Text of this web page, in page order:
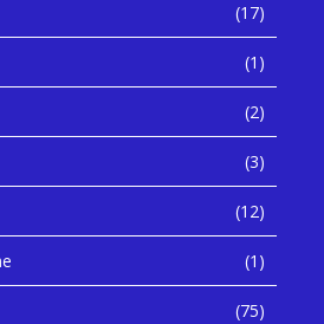
(17)
(1)
(2)
(3)
(12)
(1)
(75)